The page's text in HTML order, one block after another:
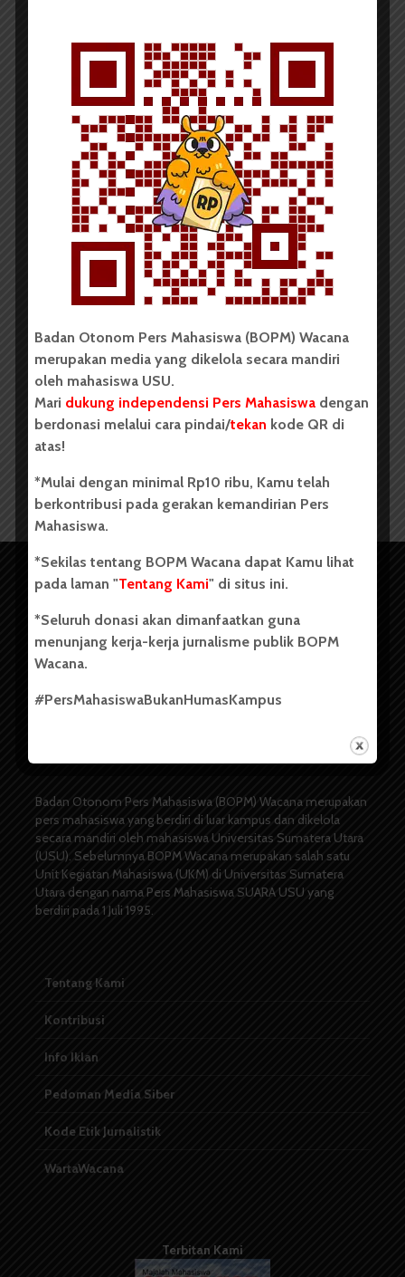
Redaksi 4 Desember 2014 10 menit waktu baca
Prof Moenaf: USU Harus
Publikasikan Laporan...
Badan Otonom Pers Mahasiswa (BOPM) Wacana merupakan
pers mahasiswa yang berdiri di luar kampus dan dikelola
secara mandiri oleh mahasiswa Universitas Sumatera Utara
(USU). Sebelumnya BOPM Wacana merupakan salah satu
Unit Kegiatan Mahasiswa (UKM) di Universitas Sumatera
Utara dengan nama Pers Mahasiswa SUARA USU yang
berdiri pada 1 Juli 1995.
Tentang Kami
Kontribusi
Info Iklan
Pedoman Media Siber
Kode Etik Jurnalistik
WartaWacana
Terbitan Kami
Badan Otonom Pers Mahasiswa (BOPM) Wacana
merupakan media yang dikelola secara mandiri
oleh mahasiswa USU.
Mari dukung independensi Pers Mahasiswa dengan
berdonasi melalui cara pindai/tekan kode QR di
atas!
*Mulai dengan minimal Rp10 ribu, Kamu telah
berkontribusi pada gerakan kemandirian Pers
Mahasiswa.
*Sekilas tentang BOPM Wacana dapat Kamu lihat
pada laman "Tentang Kami" di situs ini.
*Seluruh donasi akan dimanfaatkan guna
menunjang kerja-kerja jurnalisme publik BOPM
Wacana.
#PersMahasiswaBukanHumasKampus